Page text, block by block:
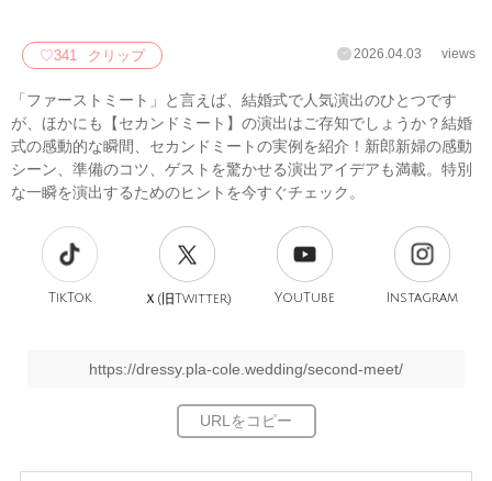
♡341 クリップ 2026.04.03 views
「ファーストミート」と言えば、結婚式で人気演出のひとつです
が、ほかにも【セカンドミート】の演出はご存知でしょうか？結婚
式の感動的な瞬間、セカンドミートの実例を紹介！新郎新婦の感動
シーン、準備のコツ、ゲストを驚かせる演出アイデアも満載。特別
な一瞬を演出するためのヒントを今すぐチェック。
TikTok Ｘ(旧Twitter) YouTube Instagram
https://dressy.pla-cole.wedding/second-meet/